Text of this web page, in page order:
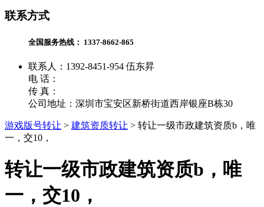
联系方式
全国服务热线： 1337-8662-865
联系人：1392-8451-954 伍东昇
电 话：
传 真：
公司地址：深圳市宝安区新桥街道西岸银座B栋30
游戏版号转让 > 建筑资质转让 > 转让一级市政建筑资质b，唯
一，交10，
转让一级市政建筑资质b，唯
一，交10，